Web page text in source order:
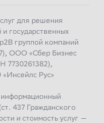
для решения
государственных
группой компаний
ООО «Сбер Бизнес
Рус»
437 Гражданского
и стоимость услуг —